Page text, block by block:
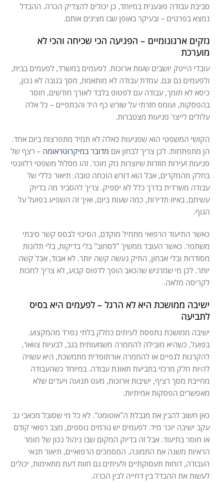
סביבת עבודה פוגענית במיוחד, כן יכולים להצדיק הכרה. ההבדל
נמצא בפרטים – ובעיקר באופן שבו מציגים אותם.
נזקים ארגונומיים – הפגיעה הכי שכיחה והכי לא
מוערכת
עובדי הייטק יושבים שעות ארוכות. לפעמים במשרד, לפעמים בבית,
ולפעמים גם וגם. עמדת עבודה לא מותאמת, מסך בגובה לא נכון,
כיסא לא תומך, עבודה עם לפטופ בלבד לאורך חודשים, חוסר
בהפסקות, ועומס חזרתי על שורש כף היד והכתפיים – כל אלה
עלולים לייצר פגיעות מצטברות.
הקושי המשפטי הוא שפגיעות כאלה לא תמיד מתפרצות ביום אחד.
הן מתפתחות. לכן צריך לבחון אם מדובר במיקרוטראומה – רצף של
פגיעות זעירות חוזרות שיוצרות נזק מוכר. זהו מסלול משפטי רלוונטי
בחלק מהמקרים, אבל הוא דורש הוכחה טובה. תיאור כללי של
עבודה משרדית בדרך כלל לא יספיק. צריך להסביר מה בדיוק
עשיתם, באיזו תדירות, כמה שעות ביום, ואיך זה השפיע בפועל על
הגוף.
כאשר התיעוד הרפואי מתחיל מוקדם, הסיכוי לבסס קשר סיבתי
משתפר. כאשר העובד ממשיך "לסחוב" בלי בדיקות, בלי תלונות
מסודרות ובלי אבחון, התיק נעשה קשה יותר. לא אבוד, אבל קשה
יותר. לכן מי שמרגיש שהכאב הופך לדפוס קבוע, לא צריך לחכות
לקריסה מלאה.
ישיבה ממושכת היא לא הרגל – לפעמים היא בסיס
לתביעה
ישיבה ממושכת נתפסת לעיתים כחלק בלתי נפרד מהמקצוע.
בפועל, כשהיא מובילה להחמרה משמעותית בגב, לבעיות צוואר,
להקרנות לגפיים או להחמרה אורתופדית מתמשכת, היא עשויה
להיות חלק מרכזי בתביעת תאונת עבודה. במיוחד כשהעבודה
מחייבת מסך רציף, ישיבות ארוכות, מעט תנועה ויעדים שלא
מאפשרים הפסקות אמיתיות.
כאן חשוב להבין את מגבלת ה"אוטומט". לא כל מי שסובל מכאבי גב
עקב ישיבה יוכר מיד. לפעמים יש גורמים נוספים, מצב רפואי קודם
או חוסר בתיעוד. אבל זה בדיוק המקום שבו ניהול נכון של חומר
הראיות משנה את התמונה. המסמכים הרפואיים, תיאור תנאי
העבודה, דוחות תעסוקתיים ולעיתים גם חוות דעת מתאימות, יכולים
לעשות את ההבדל בין דחייה לבין הכרה.